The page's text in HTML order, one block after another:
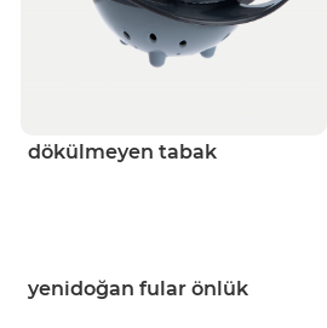
dökülmeyen tabak
yenidoğan fular önlük